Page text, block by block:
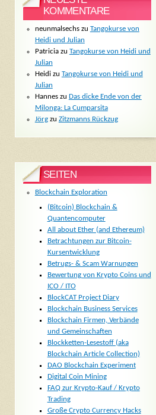
KOMMENTARE
neunmalsechszu Tangokurse von
Heidi und Julian
Patriciazu Tangokurse von Heidi und
Julian
Heidizu Tangokurse von Heidi und
Julian
Hanneszu Das dicke Ende von der
Milonga: La Cumparsita
Jörgzu Zitzmanns Rückzug
SEITEN
Blockchain Exploration
(Bitcoin) Blockchain &
Quantencomputer
All about Ether (and Ethereum)
Betrachtungen zur Bitcoin-
Kursentwicklung
Betrugs- & Scam Warnungen
Bewertung von Krypto Coins und
ICO / ITO
BlockCAT Project Diary
Blockchain Business Services
Blockchain Firmen, Verbände
und Gemeinschaften
Blockketten-Lesestoff (aka
Blockchain Article Collection)
DAO Blockchain Experiment
Digital Coin Mining
FAQ zur Krypto-Kauf / Krypto
Trading
Große Crypto Currency Hacks